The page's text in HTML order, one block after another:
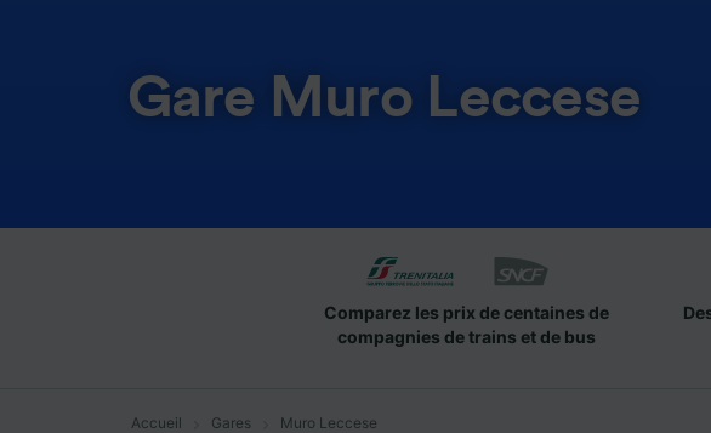
Gare Muro Leccese
Comparez les prix de centaines de
compagnies de trains et de bus
Accueil Gares Muro Leccese